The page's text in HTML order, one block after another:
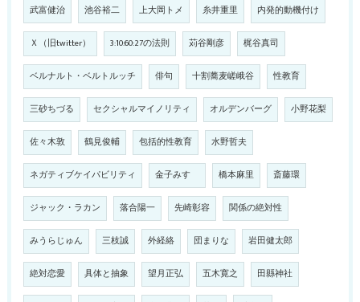
武富健治 池谷裕二 上大岡トメ 糸井重里 内発的動機付け
Ｘ（旧twitter） 3:10:60:27の法則 苅谷剛彦 梶谷真司
ベルナルト・ベルトルッチ 俳句 十割蕎麦嵯峨谷 性教育
三砂ちづる セクシャルマイノリティ オルデンバーグ 小野花梨
佐々木敦 鶴見俊輔 包括的性教育 水野哲夫
ネガティブケイパビリティ 金子みすゞ 橋本麻里 斎藤環
ジャック・ラカン 落合陽一 先崎彰容 関係の絶対性
みうらじゅん 三枝誠 外経絡 団まりな 岩田健太郎
絶対恋愛 具体と抽象 望月正弘 五木寛之 田縣神社